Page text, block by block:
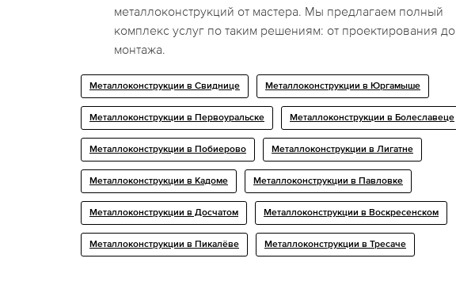
металлоконструкций от мастера. Мы предлагаем полный
комплекс услуг по таким решениям: от проектирования до
монтажа.
Металлоконструкции в Свиднице Металлоконструкции в Юргамыше
Металлоконструкции в Первоуральске Металлоконструкции в Болеславеце
Металлоконструкции в Побиерово Металлоконструкции в Лигатне
Металлоконструкции в Кадоме Металлоконструкции в Павловке
Металлоконструкции в Досчатом Металлоконструкции в Воскресенском
Металлоконструкции в Пикалёве Металлоконструкции в Тресaче